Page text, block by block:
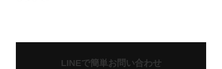
LINEで簡単お問い合わせ